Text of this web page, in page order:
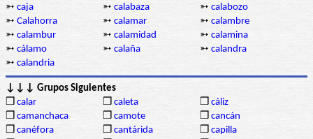
➳ caja ➳ calabaza ➳ calabozo
➳ Calahorra ➳ calamar ➳ calambre
➳ calambur ➳ calamidad ➳ calamina
➳ cálamo ➳ calaña ➳ calandra
➳ calandria
↓↓↓ Grupos Siguientes
❒ calar ❒ caleta ❒ cáliz
❒ camanchaca ❒ camote ❒ cancán
❒ canéfora ❒ cantárida ❒ capilla